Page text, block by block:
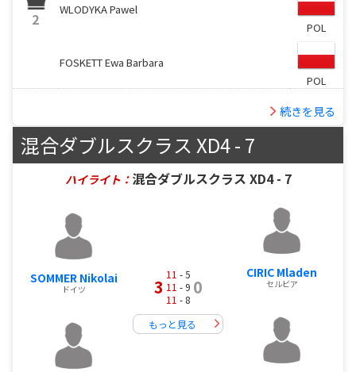
2
WLODYKA Pawel
POL
FOSKETT Ewa Barbara
POL
続きを見る
混合ダブルスクラス XD4 - 7
ハイライト： 混合ダブルスクラス XD4 - 7
SOMMER Nikolai
ドイツ 3
11 - 5
11 - 9
11 - 8
0
もっと見る
CIRIC Mladen
セルビア